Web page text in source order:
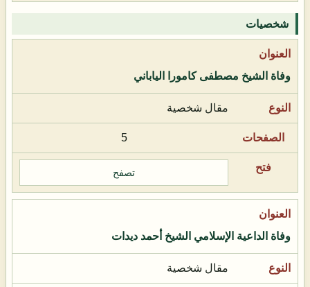
شخصيات
وفاة الشيخ مصطفى كامورا الياباني
مقال شخصية
5
تصفح
وفاة الداعية الإسلامي الشيخ أحمد ديدات
مقال شخصية